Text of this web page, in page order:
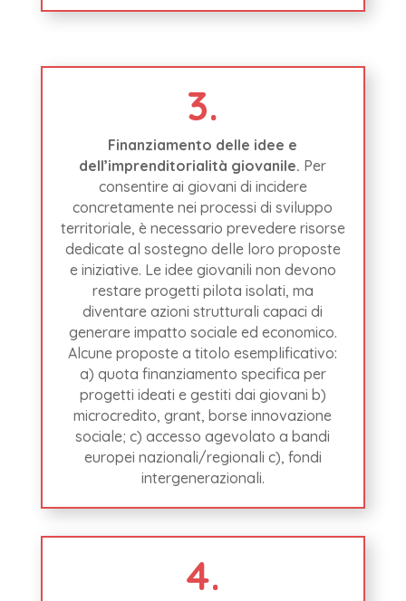
3.
Finanziamento delle idee e
dell’imprenditorialità giovanile. Per
consentire ai giovani di incidere
concretamente nei processi di sviluppo
territoriale, è necessario prevedere risorse
dedicate al sostegno delle loro proposte
e iniziative. Le idee giovanili non devono
restare progetti pilota isolati, ma
diventare azioni strutturali capaci di
generare impatto sociale ed economico.
Alcune proposte a titolo esemplificativo:
a) quota finanziamento specifica per
progetti ideati e gestiti dai giovani b)
microcredito, grant, borse innovazione
sociale; c) accesso agevolato a bandi
europei nazionali/regionali c), fondi
intergenerazionali.
4.